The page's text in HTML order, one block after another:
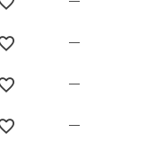
—
—
—